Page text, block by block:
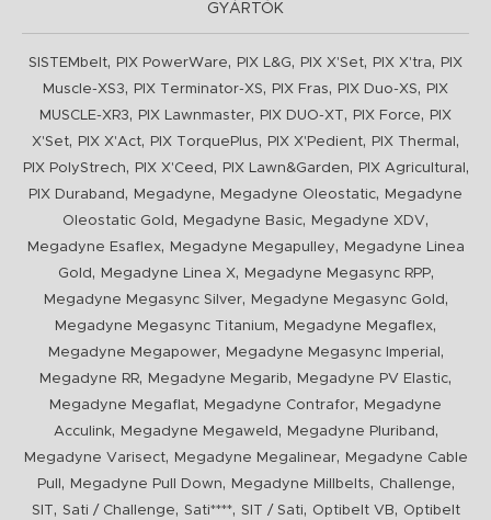
GYÁRTÓK
SISTEMbelt, PIX PowerWare, PIX L&G, PIX X'Set, PIX X'tra,
PIX
Muscle-XS3, PIX Terminator-XS, PIX Fras, PIX Duo-XS,
PIX
MUSCLE-XR3, PIX Lawnmaster, PIX DUO-XT , PIX Force,
PIX
X'Set, PIX X'Act, PIX TorquePlus, PIX X'Pedient, PIX Thermal ,
PIX PolyStrech, PIX X'Ceed , PIX Lawn&Garden, PIX Agricultural ,
PIX Duraband , Megadyne, Megadyne Oleostatic,
Megadyne
Oleostatic Gold , Megadyne Basic, Megadyne XDV,
Megadyne Esaflex, Megadyne Megapulley,
Megadyne Linea
Gold , Megadyne Linea X, Megadyne Megasync RPP,
Megadyne Megasync Silver, Megadyne Megasync Gold ,
Megadyne Megasync Titanium, Megadyne Megaflex,
Megadyne Megapower, Megadyne Megasync Imperial ,
Megadyne RR, Megadyne Megarib, Megadyne PV Elastic,
Megadyne Megaflat, Megadyne Contrafor,
Megadyne
Acculink, Megadyne Megaweld , Megadyne Pluriband ,
Megadyne Varisect, Megadyne Megalinear,
Megadyne Cable
Pull
, Megadyne Pull Down, Megadyne Millbelts, Challenge,
SIT , Sati / Challenge, Sati****, SIT / Sati, Optibelt VB, Optibelt